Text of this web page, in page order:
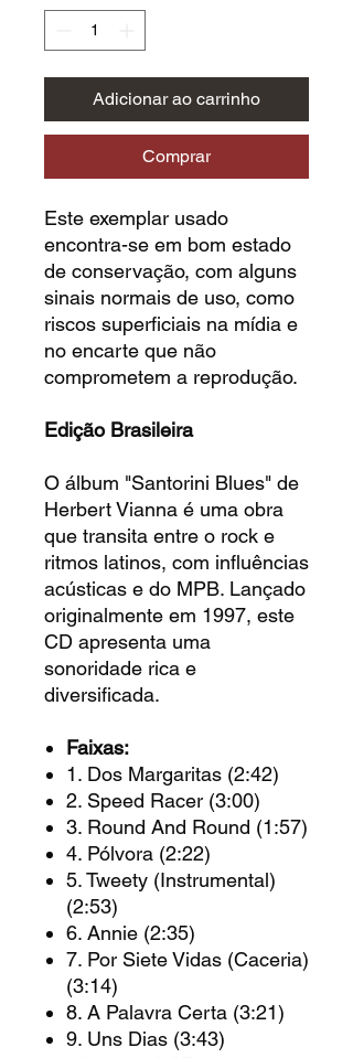
Adicionar ao carrinho
Comprar
Este exemplar usado
encontra-se em bom estado
de conservação, com alguns
sinais normais de uso, como
riscos superficiais na mídia e
no encarte que não
comprometem a reprodução.
Edição Brasileira
O álbum "Santorini Blues" de
Herbert Vianna é uma obra
que transita entre o rock e
ritmos latinos, com influências
acústicas e do MPB. Lançado
originalmente em 1997, este
CD apresenta uma
sonoridade rica e
diversificada.
Faixas:
1. Dos Margaritas (2:42)
2. Speed Racer (3:00)
3. Round And Round (1:57)
4. Pólvora (2:22)
5. Tweety (Instrumental)
(2:53)
6. Annie (2:35)
7. Por Siete Vidas (Caceria)
(3:14)
8. A Palavra Certa (3:21)
9. Uns Dias (3:43)